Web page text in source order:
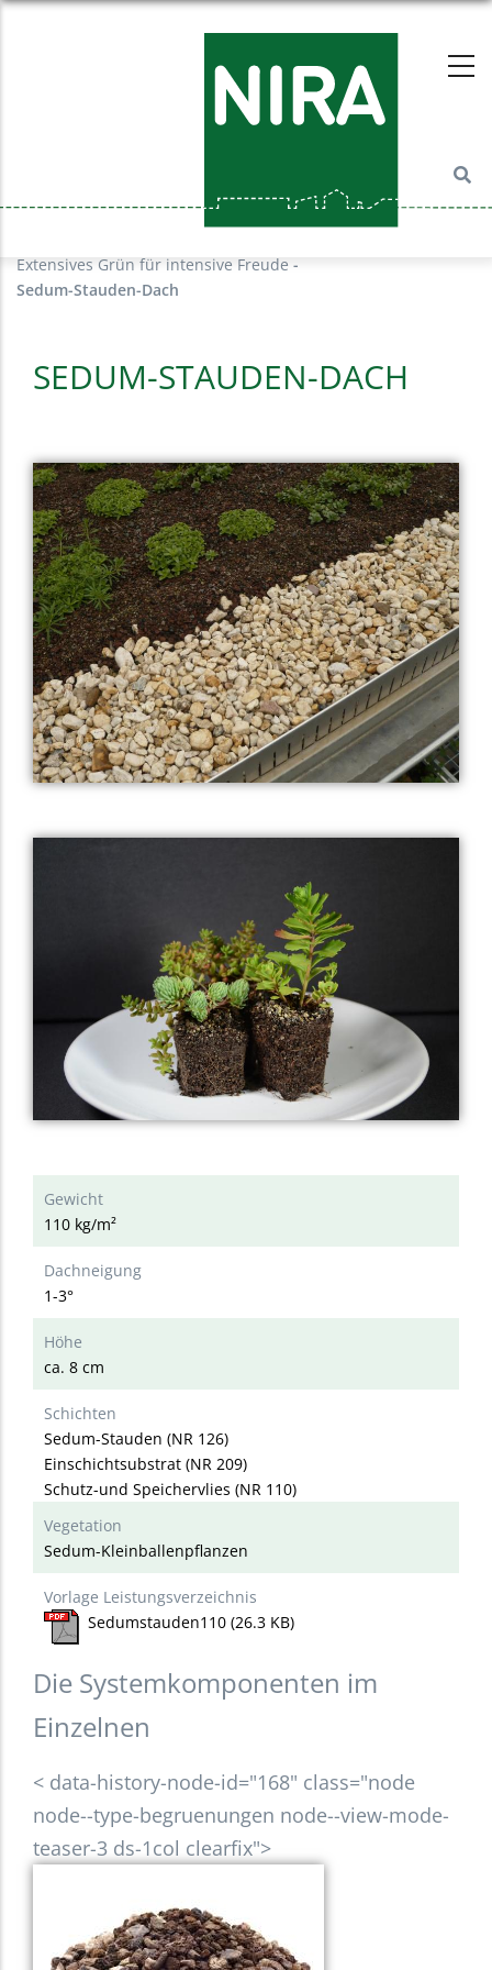
Extensives Grün für intensive Freude -
Sedum-Stauden-Dach
SEDUM-STAUDEN-DACH
Gewicht
110 kg/m²
Dachneigung
1-3°
Höhe
ca. 8 cm
Schichten
Sedum-Stauden (NR 126)
Einschichtsubstrat (NR 209)
Schutz-und Speichervlies (NR 110)
Vegetation
Sedum-Kleinballenpflanzen
Vorlage Leistungsverzeichnis
Sedumstauden110 (26.3 KB)
Die Systemkomponenten im
Einzelnen
< data-history-node-id="168" class="node
node--type-begruenungen node--view-mode-
teaser-3 ds-1col clearfix">